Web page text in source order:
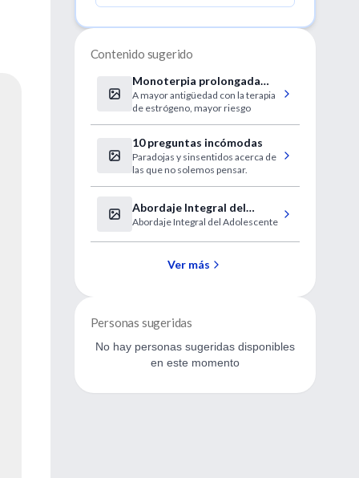
Contenido sugerido
Monoterpia prolongada
con estrógeno estaría
ligada al cáncer mamario
A mayor antigüedad con la terapia
de estrógeno, mayor riesgo
10 preguntas incómodas
Paradojas y sinsentidos acerca de
las que no solemos pensar.
Abordaje Integral del
Adolescente
Abordaje Integral del Adolescente
Ver más
Personas sugeridas
No hay personas sugeridas disponibles
en este momento